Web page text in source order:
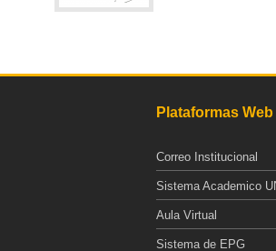
Plataformas Web
Correo Institucional
Sistema Academico
Aula Virtual
Sistema de EPG